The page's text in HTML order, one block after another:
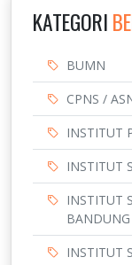
KATEGORI
BUMN
CPNS /
INSTITUT
INSTITUT
INSTITUT
BANDUNG
INSTITUT